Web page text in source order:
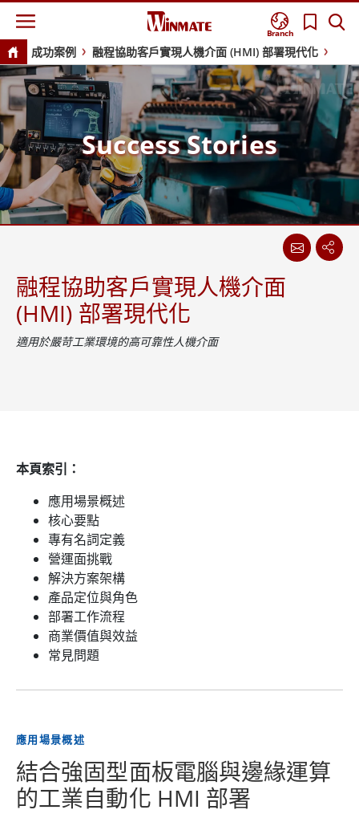
Branch
成功案例 融程協助客戶實現人機介面 (HMI) 部署現代化
Success Stories
融程協助客戶實現人機介面
(HMI) 部署現代化
適用於嚴苛工業環境的高可靠性人機介面
本頁索引：
應用場景概述
核心要點
專有名詞定義
營運面挑戰
解決方案架構
產品定位與角色
部署工作流程
商業價值與效益
常見問題
應用場景概述
結合強固型面板電腦與邊緣運算
的工業自動化 HMI 部署